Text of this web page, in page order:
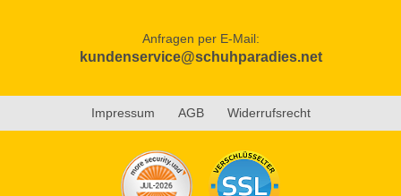
Anfragen per E-Mail:
kundenservice@schuhparadies.net
Impressum AGB Widerrufsrecht